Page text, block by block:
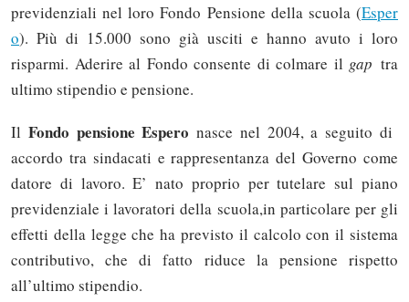
previdenziali nel loro Fondo Pensione della scuola (Esper
o). Più di 15.000 sono già usciti e hanno avuto i loro
risparmi. Aderire al Fondo consente di colmare il gaptra
ultimo stipendio e pensione.
Il Fondo pensione Espero nasce nel 2004, a seguito di
accordo tra sindacati e rappresentanza del Governo come
datore di lavoro. E’ nato proprio per tutelare sul piano
previdenziale i lavoratori della scuola,in particolare per gli
effetti della legge che ha previsto il calcolo con il sistema
contributivo, che di fatto riduce la pensione rispetto
all’ultimo stipendio.